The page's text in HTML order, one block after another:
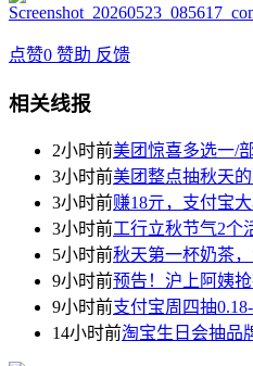
点赞0 赞助 反馈
相关线报
2小时前美团惊喜多选一/
3小时前美团整点抽秋天
3小时前赚18亓，支付宝
3小时前工行立秋节气2个
5小时前秋天第一杯奶茶
9小时前预告！沪上阿姨
9小时前支付宝周四抽
14小时前淘宝生日会抽品